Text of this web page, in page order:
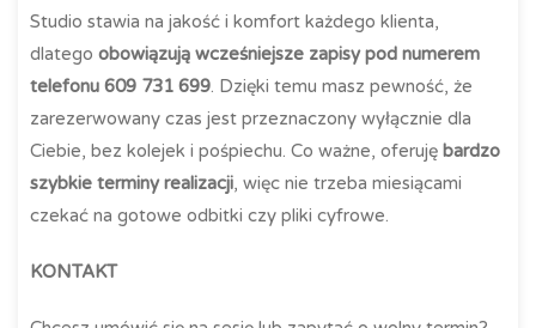
Studio stawia na jakość i komfort każdego klienta,
dlatego obowiązują wcześniejsze zapisy pod numerem
telefonu 609 731 699. Dzięki temu masz pewność, że
zarezerwowany czas jest przeznaczony wyłącznie dla
Ciebie, bez kolejek i pośpiechu. Co ważne, oferuję bardzo
szybkie terminy realizacji, więc nie trzeba miesiącami
czekać na gotowe odbitki czy pliki cyfrowe.
KONTAKT